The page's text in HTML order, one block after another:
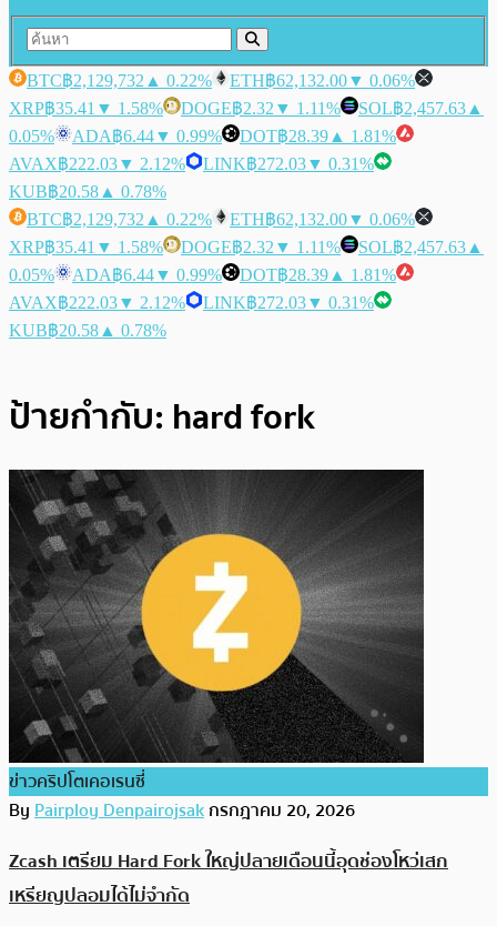
BTC฿2,129,732 ▲ 0.22% ETH฿62,132.00▼ 0.06%
XRP฿35.41 ▼ 1.58% DOGE฿2.32 ▼ 1.11% SOL฿2,457.63 ▲
0.05%
ADA฿6.44▼ 0.99% DOT฿28.39 ▲ 1.81%
AVAX฿222.03▼ 2.12% LINK฿272.03▼ 0.31%
KUB฿20.58 ▲ 0.78%
BTC฿2,129,732 ▲ 0.22% ETH฿62,132.00▼ 0.06%
XRP฿35.41 ▼ 1.58% DOGE฿2.32 ▼ 1.11% SOL฿2,457.63 ▲
0.05%
ADA฿6.44▼ 0.99% DOT฿28.39 ▲ 1.81%
AVAX฿222.03▼ 2.12% LINK฿272.03▼ 0.31%
KUB฿20.58 ▲ 0.78%
ป้ายกำกับ: hard fork
ข่าวคริปโตเคอเรนซี่
ByPairploy Denpairojsakกรกฎาคม 20, 2026
Zcash เตรียม Hard Fork ใหญ่ปลายเดือนนี้ อุดช่องโหว่เสก
เหรียญปลอมได้ไม่จำกัด